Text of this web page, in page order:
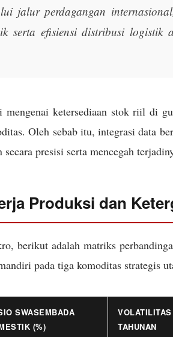
jalur perdagangan
serta efisiensi distribusi logistik
ketersediaan stok riil di
Oleh sebab itu, integrasi data
secara presisi serta mencegah
Produksi dan
berikut adalah matriks
pada tiga komoditas strategis
SWASEMBADA
(%)
TAHUNAN